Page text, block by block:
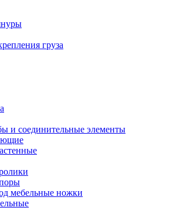
груза
и соединительные элементы
мебельные ножки